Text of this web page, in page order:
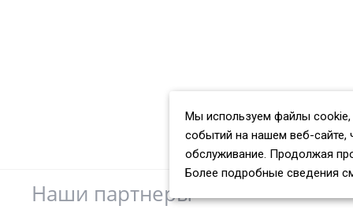
Наши партнеры
Мы используем файлы cookie,
событий на нашем веб-сайте,
обслуживание. Продолжая
Более подробные сведения